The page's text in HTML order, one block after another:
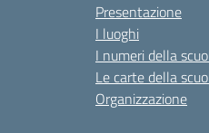
Presentazione
I luoghi
I numeri della
Le carte della
Organizzazione